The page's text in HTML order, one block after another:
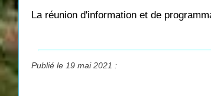
La réunion d'information et de
Publié le 19 mai 2021 :